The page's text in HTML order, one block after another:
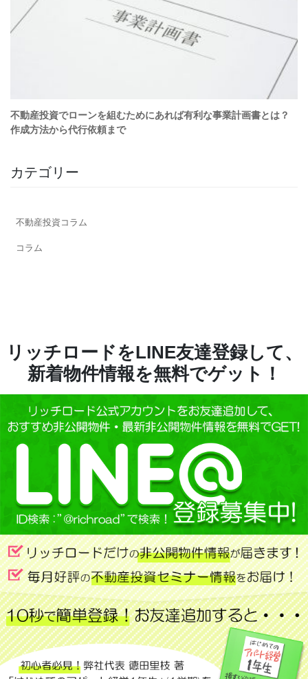
カテゴリー
不動産投資コラム
コラム
リッチロードをLINE友達登録して、
新着物件情報を無料でゲット！